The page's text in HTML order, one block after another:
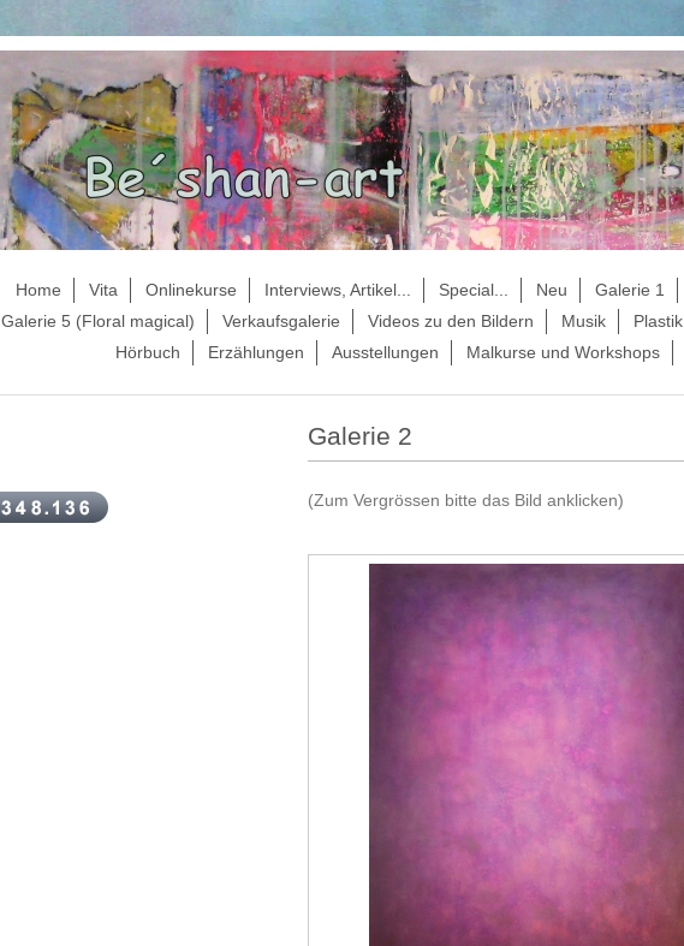
Home Vita Onlinekurse Interviews, Artikel... Special... Neu Galerie 1
Galerie 5 (Floral magical)
Verkaufsgalerie Videos zu den Bildern Musik Plastik
Hörbuch
Erzählungen Ausstellungen Malkurse und Workshops
Galerie 2
(Zum Vergrössen bitte das Bild anklicken)